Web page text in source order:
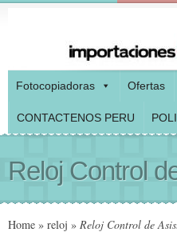
Fotocopiadoras Ofertas
CONTACTENOS PERU
Reloj Control
Home » reloj » Reloj Control de